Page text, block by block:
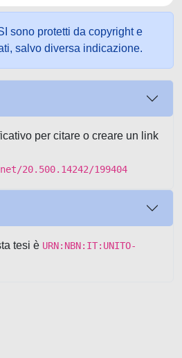
sono protetti da copyright e
salvo diversa indicazione.
per citare o creare un link
20.500.14242/199404
tesi è URN:NBN:IT:UNITO-